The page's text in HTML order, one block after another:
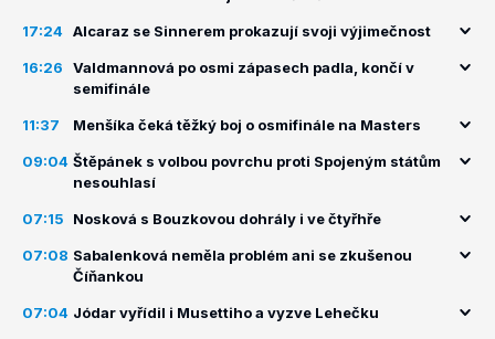
17:24 Alcaraz se Sinnerem prokazují svoji výjimečnost
16:26
Valdmannová po osmi zápasech padla, končí v
semifinále
11:37 Menšíka čeká těžký boj o osmifinále na Masters
09:04 Štěpánek s volbou povrchu proti Spojeným státům
nesouhlasí
07:15 Nosková s Bouzkovou dohrály i ve čtyřhře
07:08 Sabalenková neměla problém ani se zkušenou
Číňankou
07:04 Jódar vyřídil i Musettiho a vyzve Lehečku